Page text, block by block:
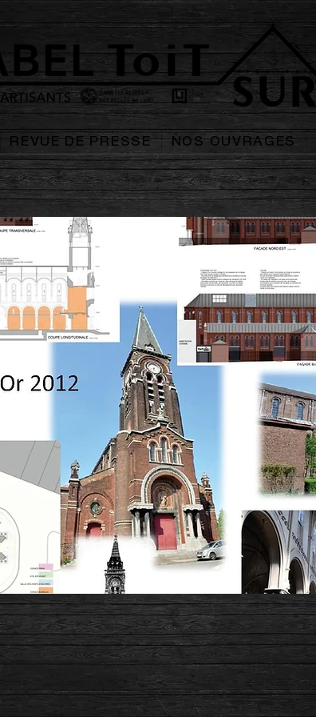
REVUE DE PRESSE NOS OUVRAGES